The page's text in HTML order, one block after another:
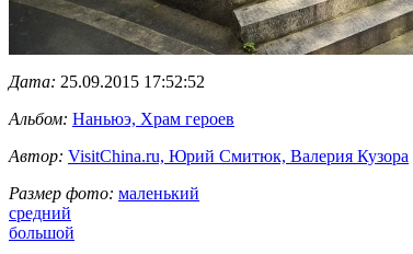
Дата: 25.09.2015 17:52:52
Альбом: Наньюэ, Храм героев
Автор: VisitChina.ru, Юрий Смитюк, Валерия Кузора
Размер фото: маленький
средний
большой